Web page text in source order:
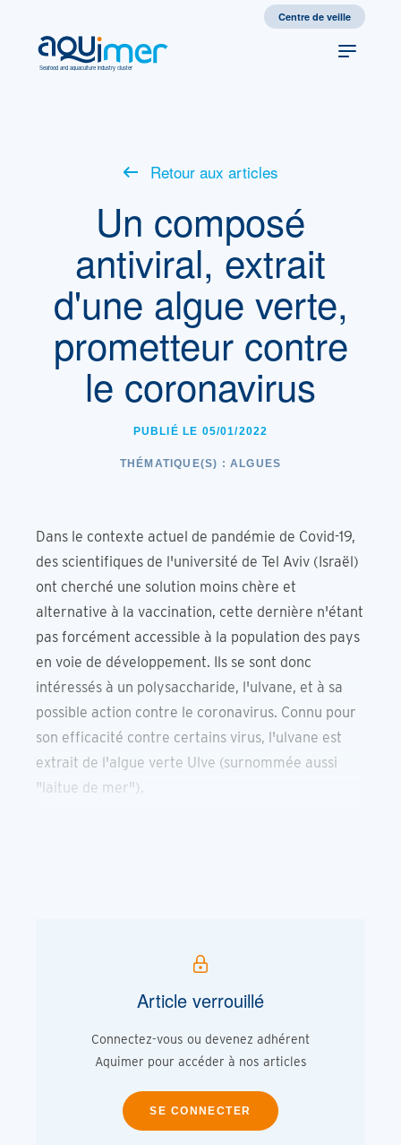
Centre de veille
Seafood and aquaculture industry cluster
Retour aux articles
Un composé
antiviral, extrait
d'une algue verte,
prometteur contre
le coronavirus
PUBLIÉ LE 05/01/2022
THÉMATIQUE(S) : ALGUES
Dans le contexte actuel de pandémie de Covid-19,
des scientifiques de l'université de Tel Aviv (Israël)
ont cherché une solution moins chère et
alternative à la vaccination, cette dernière n'étant
pas forcément accessible à la population des pays
en voie de développement. Ils se sont donc
intéressés à un polysaccharide, l'ulvane, et à sa
possible action contre le coronavirus. Connu pour
son efficacité contre certains virus, l'ulvane est
extrait de l'algue verte Ulve (surnommée aussi
"laitue de mer").
Article verrouillé
Connectez-vous ou devenez adhérent
Aquimer pour accéder à nos articles
SE CONNECTER